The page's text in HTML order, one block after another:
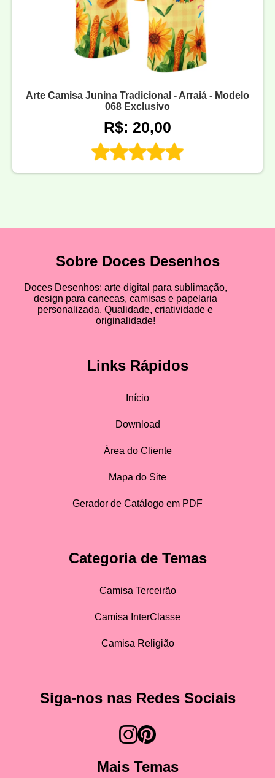
Arte Camisa Junina Tradicional - Arraiá - Modelo
068 Exclusivo
R$: 20,00
Sobre Doces Desenhos
Doces Desenhos: arte digital para sublimação,
design para canecas, camisas e papelaria
personalizada. Qualidade, criatividade e
originalidade!
Links Rápidos
Início
Download
Área do Cliente
Mapa do Site
Gerador de Catálogo em PDF
Categoria de Temas
Camisa Terceirão
Camisa InterClasse
Camisa Religião
Siga-nos nas Redes Sociais
Mais Temas